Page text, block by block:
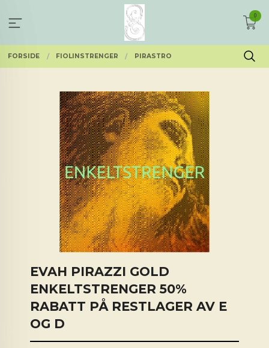
innholdet
0
FORSIDE FIOLINSTRENGER PIRASTRO
EVAH PIRAZZI GOLD
ENKELTSTRENGER 50%
RABATT PÅ RESTLAGER AV E
OG D